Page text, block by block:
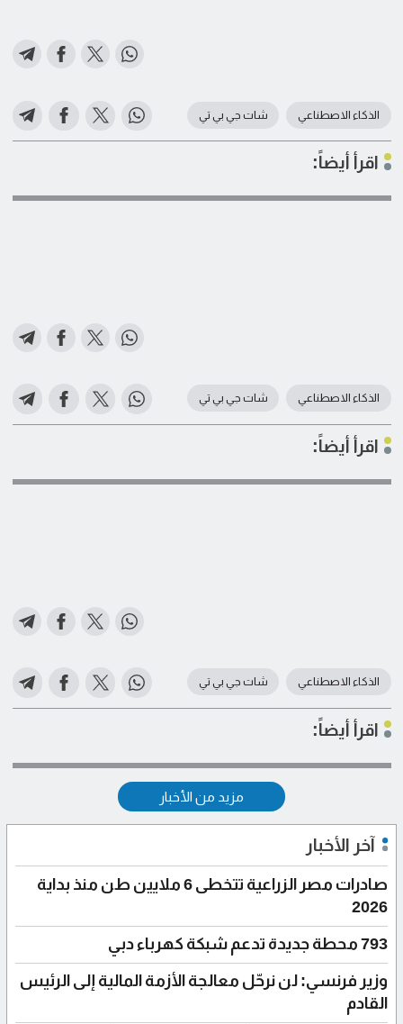
الذكاء الاصطناعي شات جي بي تي
اقرأ أيضاً:
الذكاء الاصطناعي شات جي بي تي
اقرأ أيضاً:
الذكاء الاصطناعي شات جي بي تي
اقرأ أيضاً:
مزيد من الأخبار
آخر الأخبار
صادرات مصر الزراعية تتخطى 6 ملايين طن منذ بداية
2026
793 محطة جديدة تدعم شبكة كهرباء دبي
وزير فرنسي: لن نرحّل معالجة الأزمة المالية إلى الرئيس
القادم